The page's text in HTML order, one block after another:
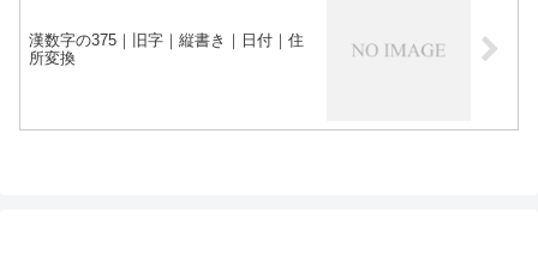
漢数字の375｜旧字｜縦書き｜日付｜住
所変換